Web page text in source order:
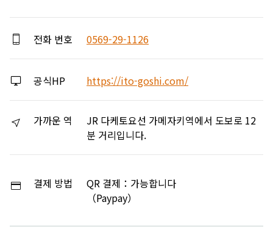
전화 번호 0569-29-1126
공식HP https://ito-goshi.com/
가까운 역
JR 다케토요선 가메자키역에서 도보로 12
분 거리입니다.
결제 방법
QR 결제：가능합니다
（Paypay）